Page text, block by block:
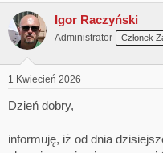
Igor Raczyński
Administrator Członek
1 Kwiecień 2026
Dzień dobry,
informuję, iż od dnia